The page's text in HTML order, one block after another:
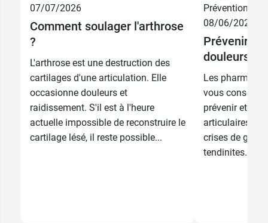
12 capsules 8,49 €
36 capsules 16,49 €
07/07/2026
Comment soulager l'arthrose
?
L'arthrose est une destruction des
cartilages d'une articulation. Elle
occasionne douleurs et
raidissement. S'il est à l'heure
actuelle impossible de reconstruire le
cartilage lésé, il reste possible...
Prévention
08/06/2026
Prévenir et
douleurs
Les
vous
prévenir et de
articulaires,
crises de
tendinites.